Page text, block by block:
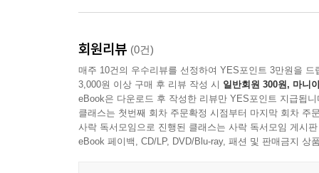
회원리뷰 (0건)
매주 10건의 우수리뷰를 선정하여 YES포인트 3만원을 드
3,000원 이상 구매 후 리뷰 작성 시 일반회원 300원, 마니
eBook은 다운로드 후 작성한 리뷰만 YES포인트 지급됩니
클래스는 첫번째 회차 주문확정 시점부터 마지막 회차 주
사락 독서모임으로 진행된 클래스는 사락 독서모임 게시
eBook 페이백, CD/LP, DVD/Blu-ray, 패션 및 판매금지 상